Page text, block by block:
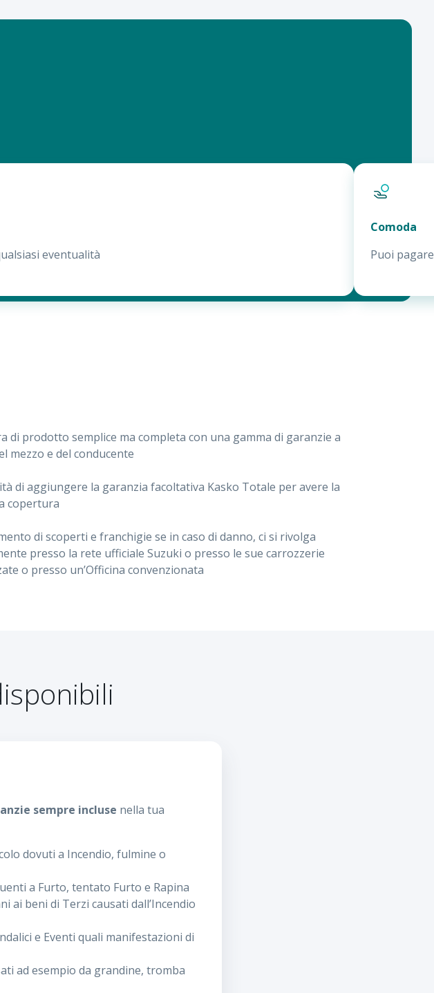
eventualità
Comoda
Puoi
di prodotto semplice ma completa con una gamma di garanzie a
mezzo e del conducente
di aggiungere la garanzia facoltativa Kasko Totale per avere la
copertura
di scoperti e franchigie se in caso di danno, ci si rivolga
presso la rete ufficiale Suzuki o presso le sue carrozzerie
o presso un’Officina convenzionata
sempre incluse nella tua
dovuti a Incendio, fulmine o
a Furto, tentato Furto e Rapina
ai beni di Terzi causati dall’Incendio
e Eventi quali manifestazioni di
ad esempio da grandine, tromba